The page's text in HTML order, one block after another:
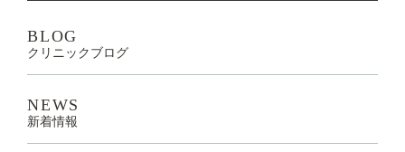
BLOG
クリニックブログ
NEWS
新着情報